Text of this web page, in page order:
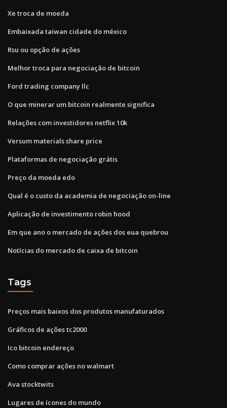
Xe troca de moeda
Embaixada taiwan cidade do méxico
Rsu ou opção de ações
Melhor troca para negociação de bitcoin
Ford trading company llc
O que minerar um bitcoin realmente significa
Relações com investidores netflix 10k
Versum materials share price
Plataformas de negociação grátis
Preço da moeda edo
Qual é o custo da academia de negociação on-line
Aplicação de investimento robin hood
Em que ano o mercado de ações dos eua quebrou
Notícias do mercado de caixa de bitcoin
Tags
Preços mais baixos dos produtos manufaturados
Gráficos de ações tc2000
Ico bitcoin endereço
Como comprar ações no walmart
Ava stocktwits
Lugares de ícones do mundo